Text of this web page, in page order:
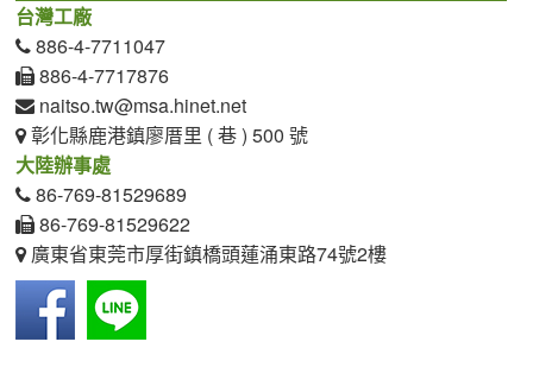
台灣工廠
886-4-7711047
886-4-7717876
naitso.tw@msa.hinet.net
彰化縣鹿港鎮廖厝里 ( 巷 ) 500 號
大陸辦事處
86-769-81529689
86-769-81529622
廣東省東莞市厚街鎮橋頭蓮涌東路74號2樓